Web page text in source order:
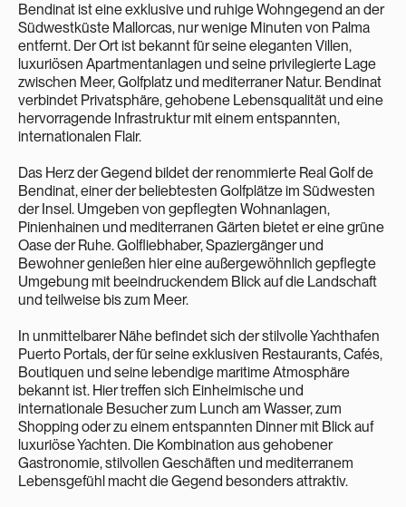
Bendinat ist eine exklusive und ruhige Wohngegend an der
Südwestküste Mallorcas, nur wenige Minuten von Palma
entfernt. Der Ort ist bekannt für seine eleganten Villen,
luxuriösen Apartmentanlagen und seine privilegierte Lage
zwischen Meer, Golfplatz und mediterraner Natur. Bendinat
verbindet Privatsphäre, gehobene Lebensqualität und eine
hervorragende Infrastruktur mit einem entspannten,
internationalen Flair.
Das Herz der Gegend bildet der renommierte Real Golf de
Bendinat, einer der beliebtesten Golfplätze im Südwesten
der Insel. Umgeben von gepflegten Wohnanlagen,
Pinienhainen und mediterranen Gärten bietet er eine grüne
Oase der Ruhe. Golfliebhaber, Spaziergänger und
Bewohner genießen hier eine außergewöhnlich gepflegte
Umgebung mit beeindruckendem Blick auf die Landschaft
und teilweise bis zum Meer.
In unmittelbarer Nähe befindet sich der stilvolle Yachthafen
Puerto Portals, der für seine exklusiven Restaurants, Cafés,
Boutiquen und seine lebendige maritime Atmosphäre
bekannt ist. Hier treffen sich Einheimische und
internationale Besucher zum Lunch am Wasser, zum
Shopping oder zu einem entspannten Dinner mit Blick auf
luxuriöse Yachten. Die Kombination aus gehobener
Gastronomie, stilvollen Geschäften und mediterranem
Lebensgefühl macht die Gegend besonders attraktiv.